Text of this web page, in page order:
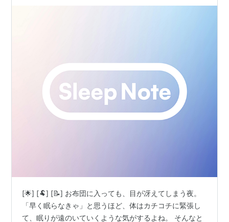
[🌟] [🐏] [📝] お布団に入っても、目が冴えてしまう夜。
「早く眠らなきゃ」と思うほど、体はカチコチに緊張し
て、眠りが遠のいていくような気がするよね。 そんなと